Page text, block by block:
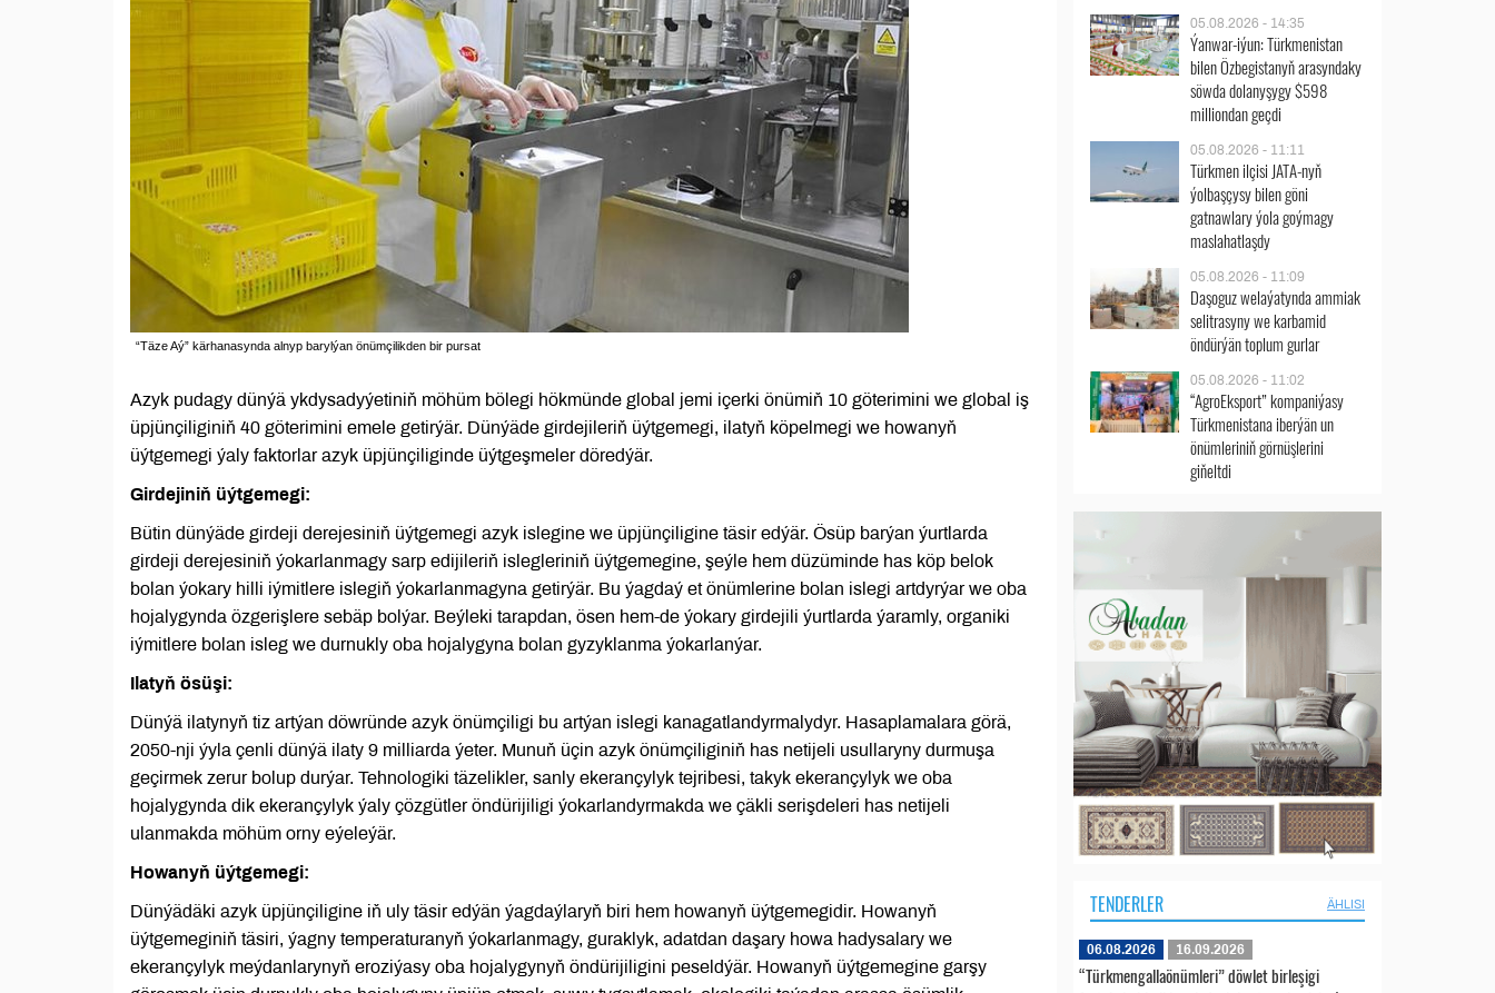
“Täze Aý” kärhanasynda alnyp barylýan önümçilikden bir pursat
Azyk pudagy dünýä ykdysadyýetiniň möhüm bölegi hökmünde global jemi içerki önümiň 10 göterimini we global iş
üpjünçiliginiň 40 göterimini emele getirýär. Dünýäde girdejileriň üýtgemegi, ilatyň köpelmegi we howanyň
üýtgemegi ýaly faktorlar azyk üpjünçiliginde üýtgeşmeler döredýär.
Girdejiniň üýtgemegi:
Bütin dünýäde girdeji derejesiniň üýtgemegi azyk islegine we üpjünçiligine täsir edýär. Ösüp barýan ýurtlarda
girdeji derejesiniň ýokarlanmagy sarp edijileriň islegleriniň üýtgemegine, şeýle hem düzüminde has köp belok
bolan ýokary hilli iýmitlere islegiň ýokarlanmagyna getirýär. Bu ýagdaý et önümlerine bolan islegi artdyrýar we oba
hojalygynda özgerişlere sebäp bolýar. Beýleki tarapdan, ösen hem-de ýokary girdejili ýurtlarda ýaramly, organiki
iýmitlere bolan isleg we durnukly oba hojalygyna bolan gyzyklanma ýokarlanýar.
Ilatyň ösüşi:
Dünýä ilatynyň tiz artýan döwründe azyk önümçiligi bu artýan islegi kanagatlandyrmalydyr. Hasaplamalara görä,
2050-nji ýyla çenli dünýä ilaty 9 milliarda ýeter. Munuň üçin azyk önümçiliginiň has netijeli usullaryny durmuşa
geçirmek zerur bolup durýar. Tehnologiki täzelikler, sanly ekerançylyk tejribesi, takyk ekerançylyk we oba
hojalygynda dik ekerançylyk ýaly çözgütler öndürijiligi ýokarlandyrmakda we çäkli serişdeleri has netijeli
ulanmakda möhüm orny eýeleýär.
Howanyň üýtgemegi:
Dünýädäki azyk üpjünçiligine iň uly täsir edýän ýagdaýlaryň biri hem howanyň üýtgemegidir. Howanyň
üýtgemeginiň täsiri, ýagny temperaturanyň ýokarlanmagy, guraklyk, adatdan daşary howa hadysalary we
ekerançylyk meýdanlarynyň eroziýasy oba hojalygynyň öndürijiligini peseldýär. Howanyň üýtgemegine garşy
05.08.2026 - 14:35
Ýanwar-iýun: Türkmenistan
bilen Özbegistanyň arasyndaky
söwda dolanyşygy $598
milliondan geçdi
05.08.2026 - 11:11
Türkmen ilçisi JATA-nyň
ýolbaşçysy bilen göni
gatnawlary ýola goýmagy
maslahatlaşdy
05.08.2026 - 11:09
Daşoguz welaýatynda ammiak
selitrasyny we karbamid
öndürýän toplum gurlar
05.08.2026 - 11:02
“AgroEksport” kompaniýasy
Türkmenistana iberýän un
önümleriniň görnüşlerini
giňeltdi
TENDERLER ÄHLISI
06.08.2026 16.09.2026
“Türkmengallaönümleri” döwlet birleşigi